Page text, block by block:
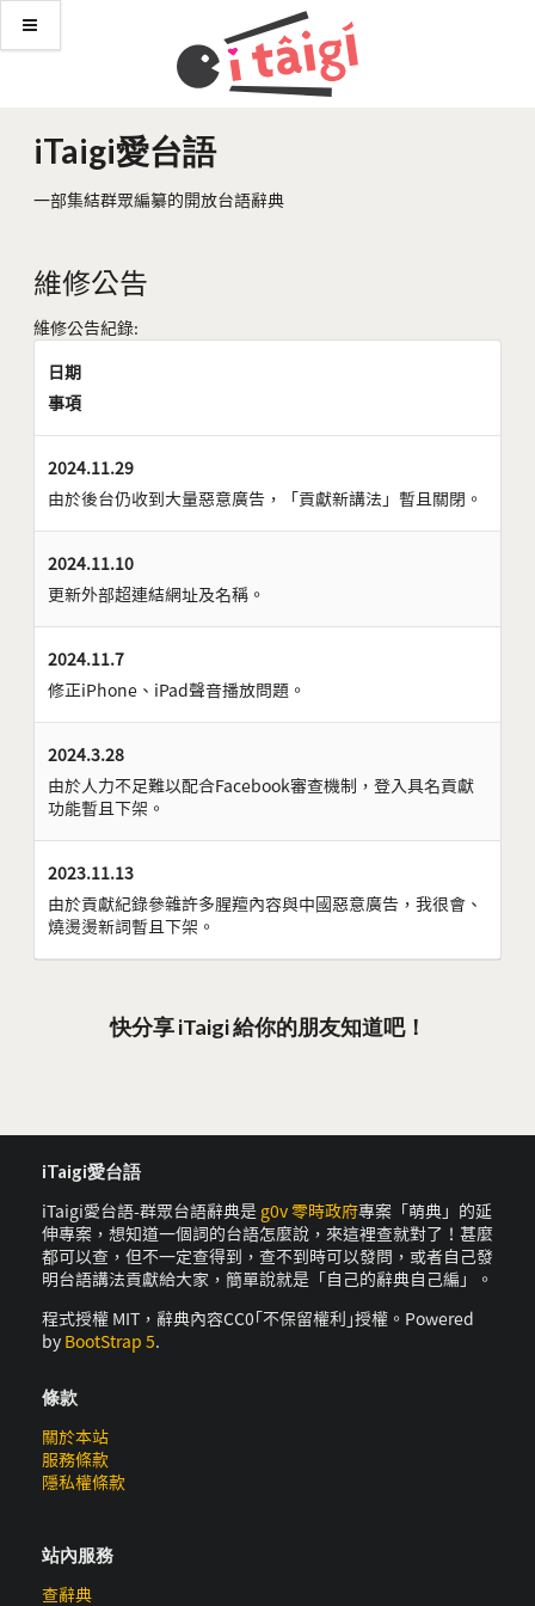
iTaigi愛台語
一部集結群眾編纂的開放台語辭典
維修公告
維修公告紀錄:
日期
事項
2024.11.29
由於後台仍收到大量惡意廣告，「貢獻新講法」暫且關閉。
2024.11.10
更新外部超連結網址及名稱。
2024.11.7
修正iPhone、iPad聲音播放問題。
2024.3.28
由於人力不足難以配合Facebook審查機制，登入具名貢獻
功能暫且下架。
2023.11.13
由於貢獻紀錄參雜許多腥羶內容與中國惡意廣告，我很會、
燒燙燙新詞暫且下架。
快分享 iTaigi 給你的朋友知道吧！
iTaigi愛台語
iTaigi愛台語-群眾台語辭典是 g0v 零時政府專案「萌典」的延
伸專案，想知道一個詞的台語怎麼說，來這裡查就對了！甚麼
都可以查，但不一定查得到，查不到時可以發問，或者自己發
明台語講法貢獻給大家，簡單說就是「自己的辭典自己編」。
程式授權 MIT，辭典內容CC0｢不保留權利｣授權。Powered
by BootStrap 5.
條款
關於本站
服務條款
隱私權條款
站內服務
查辭典